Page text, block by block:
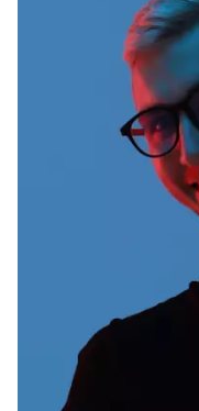
- Отримала
Community Fund
- Переможниця
- Роботи
- Авторка
курсу Graphic